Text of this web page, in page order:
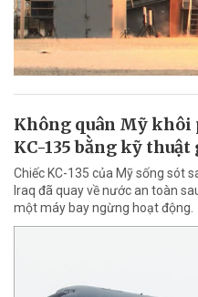
Không quân Mỹ khôi
KC-135 bằng kỹ
Chiếc KC-135 của Mỹ sống sót
Iraq đã quay về nước an toàn
một máy bay ngừng hoạt động.